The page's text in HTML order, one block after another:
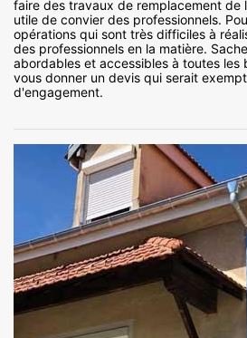
faire des travaux de remplacement de
utile de convier des professionnels.
opérations qui sont très difficiles à
des professionnels en la matière.
abordables et accessibles à toutes les
vous donner un devis qui serait
d'engagement.